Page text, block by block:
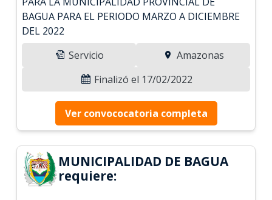
BAGUA PARA EL PERIODO MARZO A DICIEMBRE
DEL 2022
Servicio
Amazonas
Finalizó el 17/02/2022
Ver convococatoria completa
MUNICIPALIDAD DE BAGUA
requiere: